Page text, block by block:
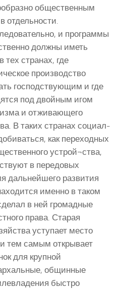
общественным
отдельности.
и программы
должны иметь
тех странах, где
производство
господствующим и где
под двойным игом
и отживающего
В таких странах социал-
как переходных
устрой¬ства,
в передовых
дальнейшего развития
именно в таком
в ней громадные
права. Старая
уступает место
тем самым открывает
для крупной
общинные
быстро